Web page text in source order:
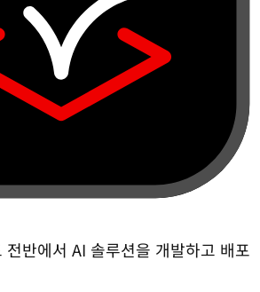
반에서 AI 솔루션을 개발하고 배포